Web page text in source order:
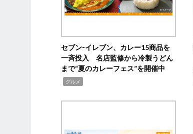
セブン‐イレブン、カレー15商品を
一斉投入 名店監修から冷製うどん
まで“夏のカレーフェス”を開催中
グルメ